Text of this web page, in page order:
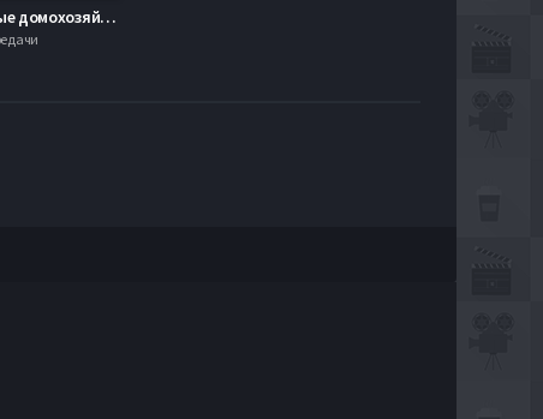
Отчаянные домохозяйки (1-8 Сезон)